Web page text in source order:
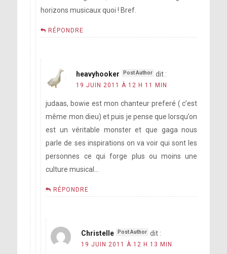
horizons musicaux quoi ! Bref.
RÉPONDRE
heavyhooker dit :
19 JUIN 2011 À 12 H 11 MIN
judaas, bowie est mon chanteur preferé ( c’est
même mon dieu) et puis je pense que lorsqu’on
est un véritable monster et que gaga nous
parle de ses inspirations on va voir qui sont les
personnes ce qui forge plus ou moins une
culture musical…
RÉPONDRE
Christelle dit :
19 JUIN 2011 À 12 H 13 MIN